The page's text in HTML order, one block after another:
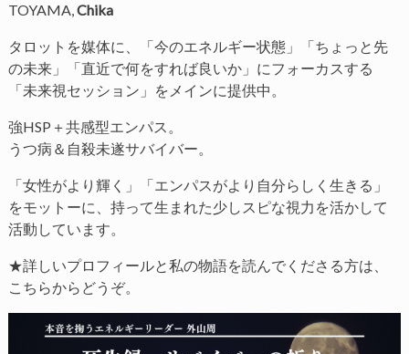
TOYAMA,Chika
タロットを媒体に、「今のエネルギー状態」「ちょっと先
の未来」「直近で何をすれば良いか」にフォーカスする
「未来視セッション」をメインに提供中。
強HSP＋共感型エンパス。
うつ病＆自殺未遂サバイバー。
「女性がより輝く」「エンパスがより自分らしく生きる」
をモットーに、持って生まれた少しスピな視力を活かして
活動しています。
★詳しいプロフィールと私の物語を読んでくださる方は、
こちらからどうぞ。